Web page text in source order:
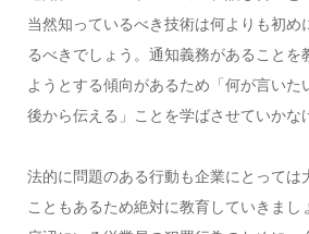
当然知っているべき技術は何よりも初め
るべきでしょう。通知義務があることを
ようとする傾向があるため「何が言いた
後から伝える」ことを学ばさせていかな
法的に問題のある行動も企業にとっては
こともあるため絶対に教育していきまし